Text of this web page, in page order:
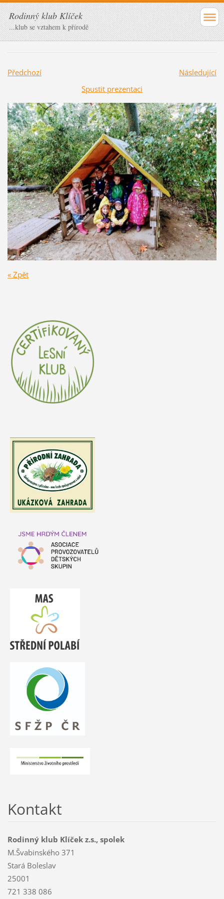
Rodinný klub Klíček
...klub se vztahem k přírodě
Předchozí
Následující
Spustit prezentaci
« Zpět
Kontakt
Rodinný klub Klíček z.s., spolek
M.Švabinského 371
Stará Boleslav
25001
721 338 086